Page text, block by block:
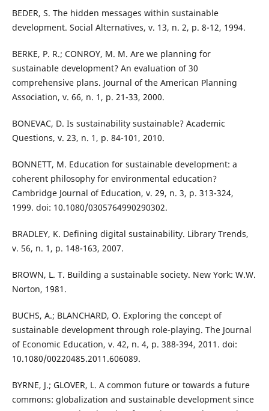
BEDER, S. The hidden messages within sustainable
development. Social Alternatives, v. 13, n. 2, p. 8-12, 1994.
BERKE, P. R.; CONROY, M. M. Are we planning for
sustainable development? An evaluation of 30
comprehensive plans. Journal of the American Planning
Association, v. 66, n. 1, p. 21-33, 2000.
BONEVAC, D. Is sustainability sustainable? Academic
Questions, v. 23, n. 1, p. 84-101, 2010.
BONNETT, M. Education for sustainable development: a
coherent philosophy for environmental education?
Cambridge Journal of Education, v. 29, n. 3, p. 313-324,
1999. doi: 10.1080/0305764990290302.
BRADLEY, K. Defining digital sustainability. Library Trends,
v. 56, n. 1, p. 148-163, 2007.
BROWN, L. T. Building a sustainable society. New York: W.W.
Norton, 1981.
BUCHS, A.; BLANCHARD, O. Exploring the concept of
sustainable development through role-playing. The Journal
of Economic Education, v. 42, n. 4, p. 388-394, 2011. doi:
10.1080/00220485.2011.606089.
BYRNE, J.; GLOVER, L. A common future or towards a future
commons: globalization and sustainable development since